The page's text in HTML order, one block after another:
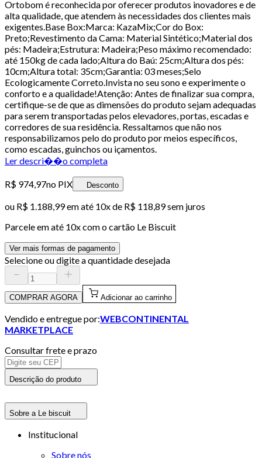
Ortobom é reconhecida por oferecer produtos inovadores e de
alta qualidade, que atendem às necessidades dos clientes mais
exigentes.Base Box:Marca: KazaMix;Cor do Box:
Preto;Revestimento da Cama: Material Sintético;Material dos
pés: Madeira;Estrutura: Madeira;Peso máximo recomendado:
até 150kg de cada lado;Altura do Baú: 25cm;Altura dos pés:
10cm;Altura total: 35cm;Garantia: 03 meses;Selo
Ecologicamente Correto.Invista no seu sono e experimente o
conforto e a qualidade!Atenção: Antes de finalizar sua compra,
certifique-se de que as dimensões do produto sejam adequadas
para serem transportadas pelos elevadores, portas, escadas e
corredores de sua residência. Ressaltamos que não nos
responsabilizamos pelo do produto por meios específicos,
como escadas, guinchos ou içamentos.
Ler descri��o completa
R$ 974,97no PIX Desconto
ou R$ 1.188,99em até 10x de R$ 118,89 sem juros
Parcele em até 10x com o cartão Le Biscuit
Ver mais formas de pagamento
Selecione ou digite a quantidade desejada
COMPRAR AGORA Adicionar ao carrinho
Vendido e entregue por:WEBCONTINENTAL
MARKETPLACE
Consultar frete e prazo
Descrição do produto
Sobre a Le biscuit
Institucional
Sobre nós